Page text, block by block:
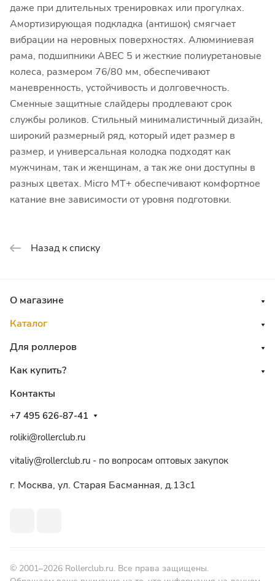
даже при длительных тренировках или прогулках.
Амортизирующая подкладка (антишок) смягчает
вибрации на неровных поверхностях. Алюминиевая
рама, подшипники ABEC 5 и жесткие полиуретановые
колеса, размером 76/80 мм, обеспечивают
маневренность, устойчивость и долговечность.
Сменные защитные слайдеры продлевают срок
службы роликов. Стильный минималистичный дизайн,
широкий размерный ряд, который идет размер в
размер, и универсальная колодка подходят как
мужчинам, так и женщинам, а так же они доступны в
разных цветах. Micro MT+ обеспечивают комфортное
катание вне зависимости от уровня подготовки.
Назад к списку
О магазине
Каталог
Для роллеров
Как купить?
Контакты
+7 495 626-87-41
roliki@rollerclub.ru
vitaliy@rollerclub.ru - по вопросам оптовых закупок
г. Москва, ул. Старая Басманная, д.13c1
© 2001–2026 Rollerclub.ru. Все права защищены.